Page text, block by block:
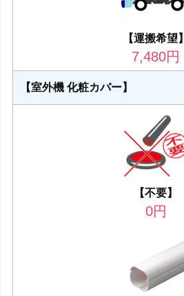
【運搬希望】
7,480円
【室外機 化粧カバー】
【不要】
0円